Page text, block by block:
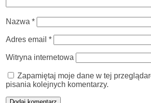
Nazwa *
Adres email *
Witryna internetowa
Zapamiętaj moje dane w tej
pisania kolejnych komentarzy.